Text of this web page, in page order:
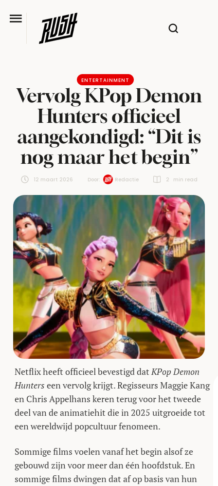
ENTERTAINMENT
Vervolg KPop Demon
Hunters officieel
aangekondigd: “Dit is
nog maar het begin”
12 maart 2026 Door: Redactie 2 min read
Netflix heeft officieel bevestigd datKPop Demon
Hunters een vervolg krijgt. Regisseurs Maggie Kang
en Chris Appelhans keren terug voor het tweede
deel van de animatiehit die in 2025 uitgroeide tot
een wereldwijd popcultuur fenomeen.
Sommige films voelen vanaf het begin alsof ze
gebouwd zijn voor meer dan één hoofdstuk. En
sommige films dwingen dat af op basis van hun